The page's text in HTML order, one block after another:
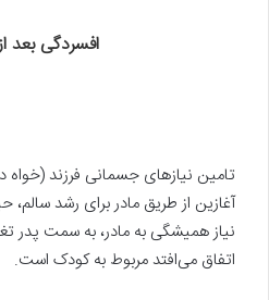
افسردگی بعد
تامین نیازهای جسمانی فرزند
آغازین از طریق مادر برای رشد
نیاز همیشگی به مادر، به سمت پدر
اتفاق می‌افتد مربوط به کودک است.